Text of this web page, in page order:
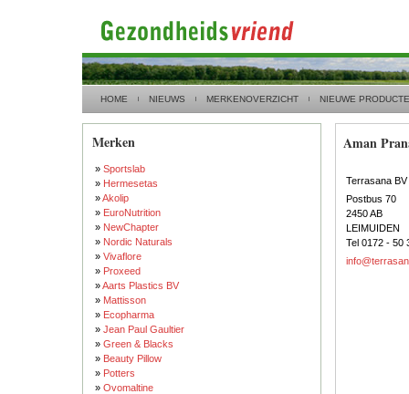
HOME NIEUWS MERKENOVERZICHT NIEUWE
Merken
» Sportslab
» Hermesetas
»Akolip
» EuroNutrition
» NewChapter
» Nordic Naturals
» Vivaflore
» Proxeed
»Aarts Plastics BV
» Mattisson
» Ecopharma
» Jean Paul Gaultier
» Green & Blacks
» Beauty Pillow
» Potters
» Ovomaltine
Aman
Terrasana BV
Postbus 70
2450 AB
LEIMUIDEN
Tel 0172 - 50